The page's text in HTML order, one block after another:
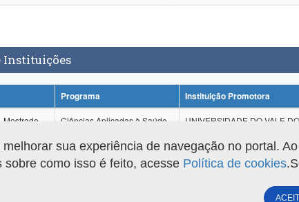
Instituições
Programa Instituição Promotora
Mestrado Ciências Aplicadas à Saúde UNIVERSIDADE DO VALE
sua experiência de navegação no portal.
sobre como isso é feito, acesse Política de cookies